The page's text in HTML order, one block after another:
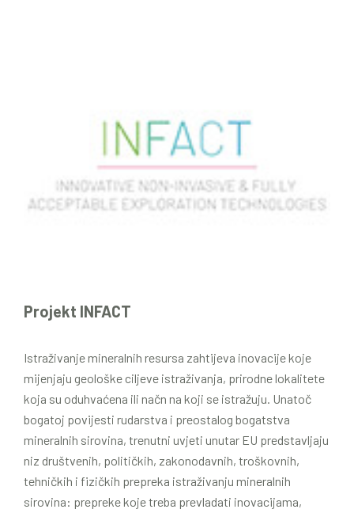
Projekt INFACT
Istraživanje mineralnih resursa zahtijeva inovacije koje
mijenjaju geološke ciljeve istraživanja, prirodne lokalitete
koja su oduhvaćena ili načn na koji se istražuju. Unatoč
bogatoj povijesti rudarstva i preostalog bogatstva
mineralnih sirovina, trenutni uvjeti unutar EU predstavljaju
niz društvenih, političkih, zakonodavnih, troškovnih,
tehničkih i fizičkih prepreka istraživanju mineralnih
sirovina: prepreke koje treba prevladati inovacijama,